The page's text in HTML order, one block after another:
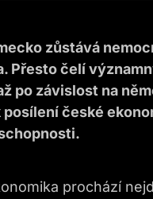
zůstává
Přesto čelí
po závislost na
české
prochází